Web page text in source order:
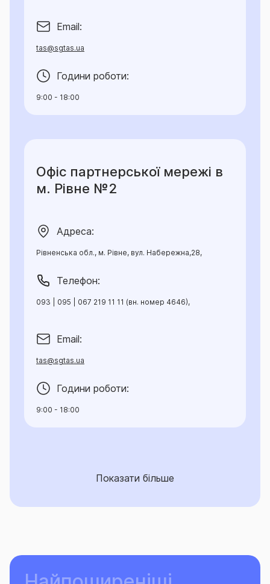
Email:
tas@sgtas.ua
Години роботи:
9:00 - 18:00
Офіс партнерської мережі в
м. Рівне №2
Адреса:
Рівненська обл., м. Рівне, вул. Набережна,28,
Телефон:
093 | 095 | 067 219 11 11 (вн. номер 4646),
Email:
tas@sgtas.ua
Години роботи:
9:00 - 18:00
Показати більше